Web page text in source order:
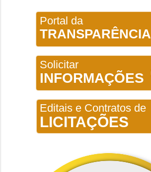
Portal da
TRANSPARÊNCIA
Solicitar
INFORMAÇÕES
Editais e Contratos de
LICITAÇÕES